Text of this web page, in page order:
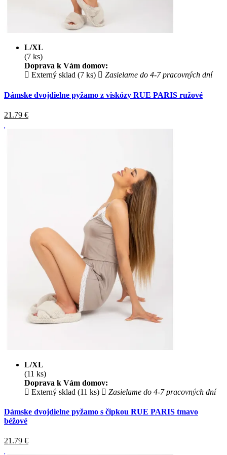
L/XL
(7 ks)
Doprava k Vám domov:
Externý sklad (7 ks)
Zasielame do 4-7 pracovných dní
Dámske dvojdielne pyžamo z viskózy RUE PARIS ružové
21.79 €
L/XL
(11 ks)
Doprava k Vám domov:
Externý sklad (11 ks)
Zasielame do 4-7 pracovných dní
Dámske dvojdielne pyžamo s čipkou RUE PARIS tmavo
béžové
21.79 €